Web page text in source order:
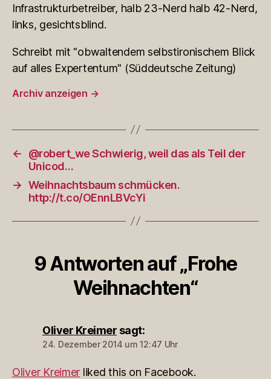
Infrastrukturbetreiber, halb 23-Nerd halb 42-Nerd,
links, gesichtsblind.
Schreibt mit "obwaltendem selbstironischem Blick
auf alles Expertentum" (Süddeutsche Zeitung)
Archiv anzeigen →
←
@robert_we Schwierig, weil das als Teil der
Unicod…
→ Weihnachtsbaum schmücken.
http://t.co/OEnnLBVcYi
9 Antworten auf „Frohe
Weihnachten“
Oliver Kreimer sagt:
24. Dezember 2014 um 12:47 Uhr
Oliver Kreimer liked this on Facebook.